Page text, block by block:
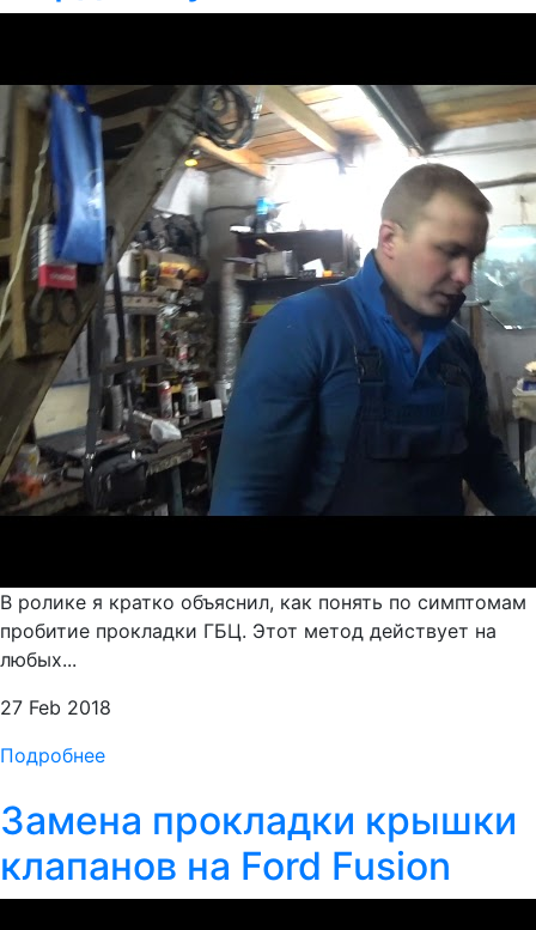
В ролике я кратко объяснил, как понять по симптомам
пробитие прокладки ГБЦ. Этот метод действует на
любых...
27 Feb 2018
Подробнее
Замена прокладки крышки
клапанов на Ford Fusion